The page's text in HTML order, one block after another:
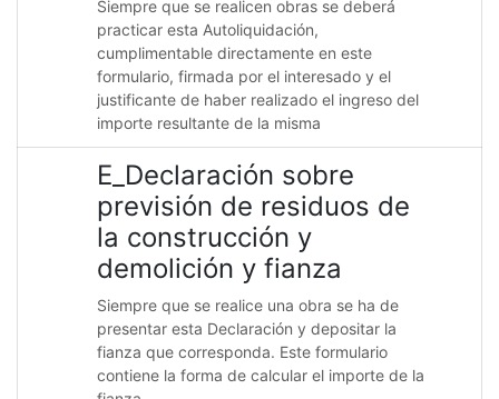
Siempre que se realicen obras se deberá
practicar esta Autoliquidación,
cumplimentable directamente en este
formulario, firmada por el interesado y el
justificante de haber realizado el ingreso del
importe resultante de la misma
E_Declaración sobre
previsión de residuos de
la construcción y
demolición y fianza
Siempre que se realice una obra se ha de
presentar esta Declaración y depositar la
fianza que corresponda. Este formulario
contiene la forma de calcular el importe de la